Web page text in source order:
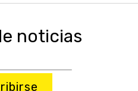
noticias